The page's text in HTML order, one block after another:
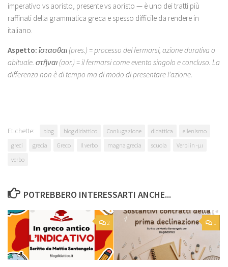
imperativo vs aoristo, presente vs aoristo — è uno dei tratti più
raffinati della grammatica greca e spesso difficile da rendere in
italiano.
Aspetto: ἵστασθαι (pres.) = processo del fermarsi, azione durativa o
abituale. στῆναι (aor.) = il fermarsi come evento singolo e concluso. La
differenza non è di tempo ma di modo di presentare l’azione.
Etichette: blog blog didattico Coniugazione didattica
ellenismo
greci
grecia Greco Il verbo magna grecia scuola
Verbi in -μι
verbo
POTREBBERO INTERESSARTI ANCHE...
2 1